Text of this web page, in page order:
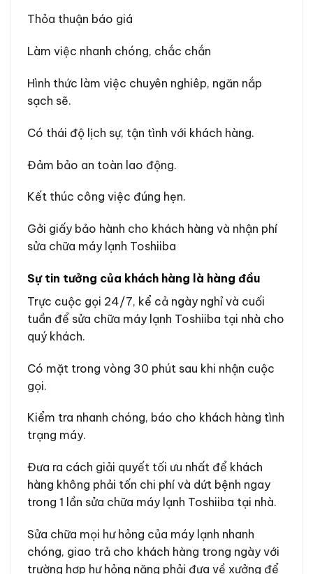
Thỏa thuận báo giá
Làm việc nhanh chóng, chắc chắn
Hình thức làm việc chuyên nghiêp, ngăn nắp
sạch sẽ.
Có thái độ lịch sự, tận tình với khách hàng.
Đảm bảo an toàn lao động.
Kết thúc công việc đúng hẹn.
Gởi giấy bảo hành cho khách hàng và nhận phí
sửa chữa máy lạnh Toshiiba
Sự tin tưởng của khách hàng là hàng đầu
Trực cuộc gọi 24/7, kể cả ngày nghỉ và cuối
tuần để sửa chữa máy lạnh Toshiiba tại nhà cho
quý khách.
Có mặt trong vòng 30 phút sau khi nhận cuộc
gọi.
Kiểm tra nhanh chóng, báo cho khách hàng tình
trạng máy.
Đưa ra cách giải quyết tối ưu nhất để khách
hàng không phải tốn chi phí và dứt bệnh ngay
trong 1 lần sửa chữa máy lạnh Toshiiba tại nhà.
Sửa chữa mọi hư hỏng của máy lạnh nhanh
chóng, giao trả cho khách hàng trong ngày với
trường hợp hư hỏng nặng phải đưa về xưởng để